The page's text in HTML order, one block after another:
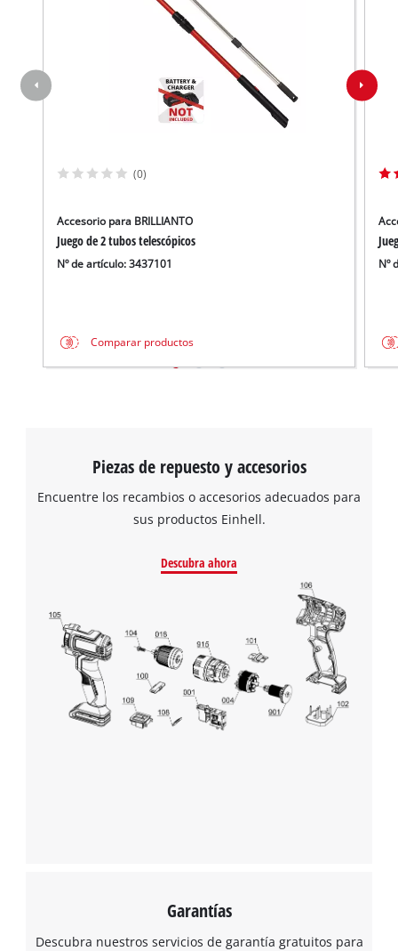
(0)
Accesorio para BRILLIANTO
Juego de 2 tubos telescópicos
Nº de artículo: 3437101
Comparar productos
Nº
Piezas de repuesto y accesorios
Encuentre los recambios o accesorios adecuados para
sus productos Einhell.
Descubra ahora
Garantías
Descubra nuestros servicios de garantía gratuitos para